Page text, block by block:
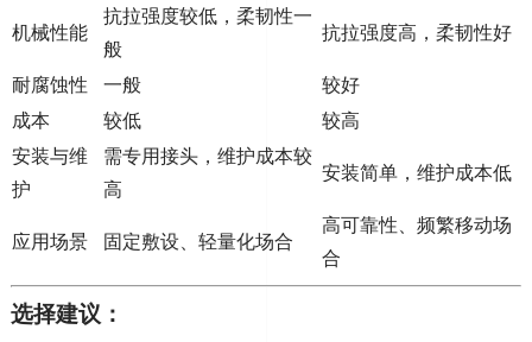
机械性能
抗拉强度较低，柔韧性一
般
抗拉强度高，柔韧性好
耐腐蚀性
一般
较好
成本
较低
较高
安装与维
护
需专用接头，维护成本较
高
安装简单，维护成本低
应用场景 固定敷设、轻量化场合
高可靠性、频繁移动场
合
选择建议：